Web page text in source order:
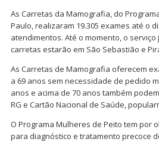
As Carretas da Mamografia, do
Paulo, realizaram 19.305 exames até o
atendimentos. Até o momento, o
carretas estarão em São Sebastião e
As Carretas de Mamografia oferecem
a 69 anos sem necessidade de pedido
anos e acima de 70 anos também
RG e Cartão Nacional de Saúde,
O Programa Mulheres de Peito tem por
para diagnóstico e tratamento precoce